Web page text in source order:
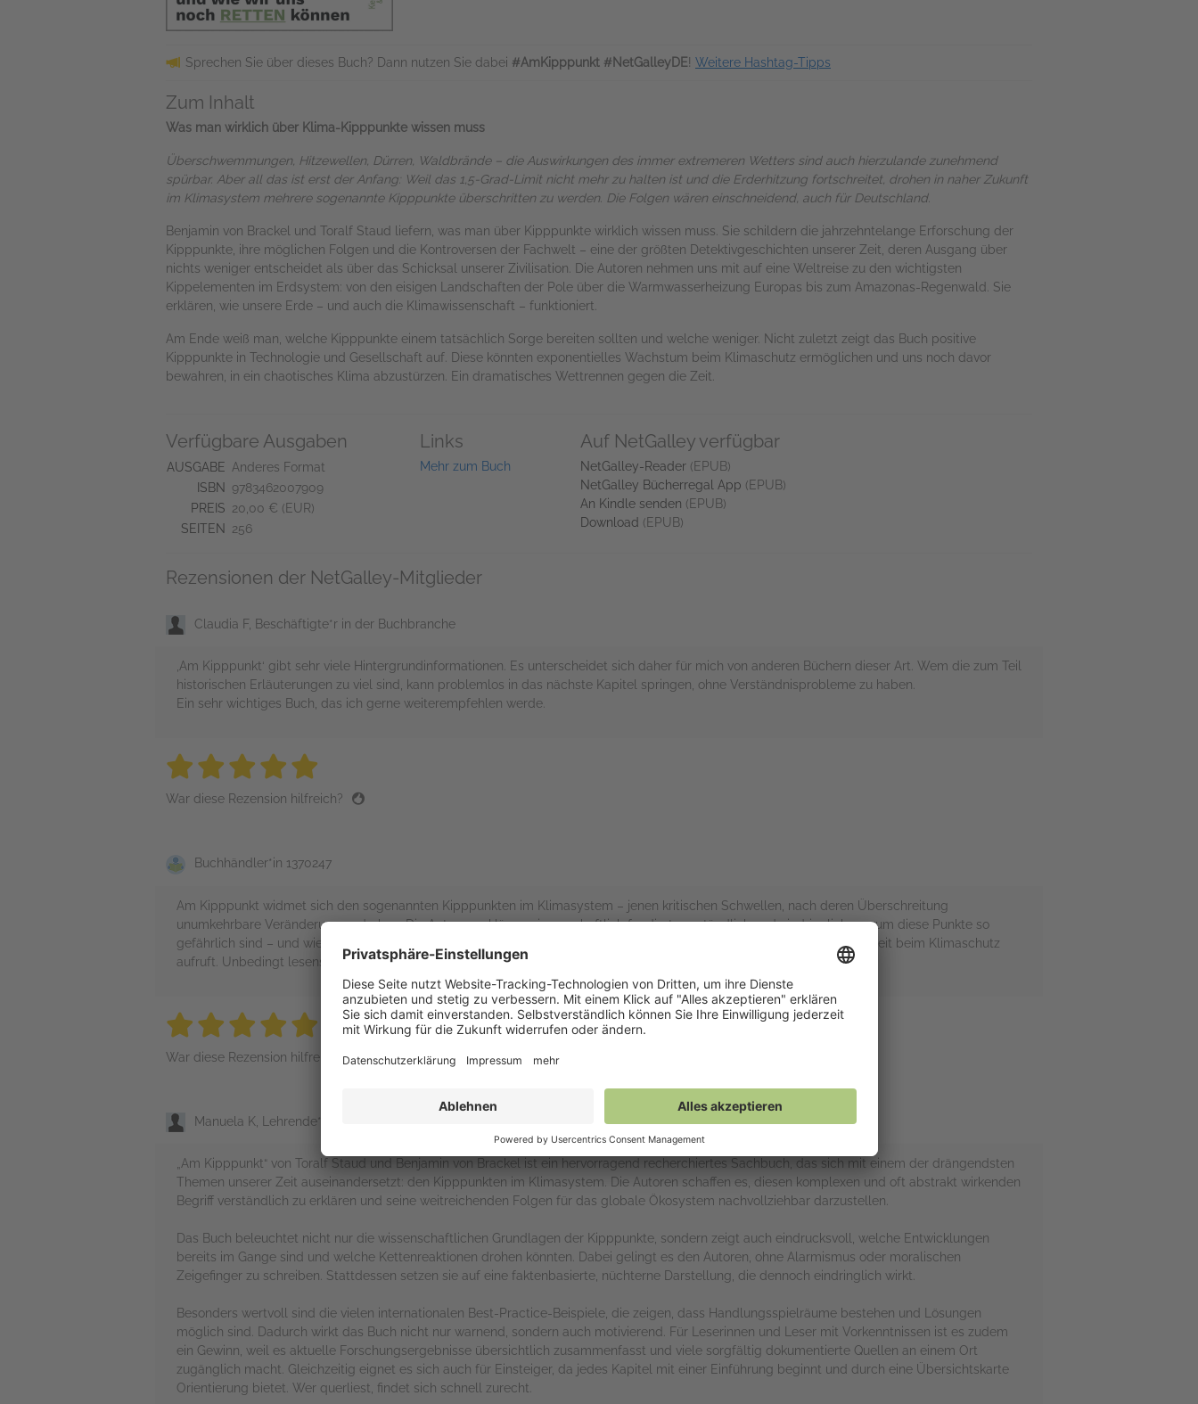
Sprechen Sie über dieses Buch? Dann nutzen Sie dabei #AmKipppunkt #NetGalleyDE! Weitere Hashtag-Tipps
Zum Inhalt
Was man wirklich über Klima-Kipppunkte wissen muss
Überschwemmungen, Hitzewellen, Dürren, Waldbrände – die Auswirkungen des immer extremeren Wetters sind auch hierzulande zunehmend
spürbar. Aber all das ist erst der Anfang: Weil das 1,5-Grad-Limit nicht mehr zu halten ist und die Erderhitzung fortschreitet, drohen in naher Zukunft
im Klimasystem mehrere sogenannte Kipppunkte überschritten zu werden. Die Folgen wären einschneidend, auch für Deutschland.
Benjamin von Brackel und Toralf Staud liefern, was man über Kipppunkte wirklich wissen muss. Sie schildern die jahrzehntelange Erforschung der
Kipppunkte, ihre möglichen Folgen und die Kontroversen der Fachwelt – eine der größten Detektivgeschichten unserer Zeit, deren Ausgang über
nichts weniger entscheidet als über das Schicksal unserer Zivilisation. Die Autoren nehmen uns mit auf eine Weltreise zu den wichtigsten
Kippelementen im Erdsystem: von den eisigen Landschaften der Pole über die Warmwasserheizung Europas bis zum Amazonas-Regenwald. Sie
erklären, wie unsere Erde – und auch die Klimawissenschaft – funktioniert.
Am Ende weiß man, welche Kipppunkte einem tatsächlich Sorge bereiten sollten und welche weniger. Nicht zuletzt zeigt das Buch positive
Kipppunkte in Technologie und Gesellschaft auf. Diese könnten exponentielles Wachstum beim Klimaschutz ermöglichen und uns noch davor
bewahren, in ein chaotisches Klima abzustürzen. Ein dramatisches Wettrennen gegen die Zeit.
Verfügbare Ausgaben
AUSGABE Anderes Format
ISBN
9783462007909
PREIS 20,00 € (EUR)
SEITEN
256
Links
Mehr zum Buch
Auf NetGalley verfügbar
NetGalley-Reader (EPUB)
NetGalley Bücherregal App (EPUB)
An Kindle senden (EPUB)
Download (EPUB)
Rezensionen der NetGalley-Mitglieder
Claudia F, Beschäftigte*r in der Buchbranche
‚Am Kipppunkt‘ gibt sehr viele Hintergrundinformationen. Es unterscheidet sich daher für mich von anderen Büchern dieser Art. Wem die zum Teil
historischen Erläuterungen zu viel sind, kann problemlos in das nächste Kapitel springen, ohne Verständnisprobleme zu haben.
Ein sehr wichtiges Buch, das ich gerne weiterempfehlen werde.
5 stars
5 stars
5 stars
5 stars
War diese Rezension hilfreich?
Buchhändler*in 1370247
Am Kipppunkt widmet sich den sogenannten Kipppunkten im Klimasystem – jenen kritischen Schwellen, nach deren Überschreitung
unumkehrbare Veränderungen drohen. Die Autoren erklären wissenschaftlich fundiert, verständlich und eindringlich, warum diese Punkte so
gefährlich sind – und wie nah wir ihnen bereits sind. Ein erschütterndes, aber auch aufklärendes Buch, das zur Dringlichkeit beim Klimaschutz
aufruft. Unbedingt lesenswert für alle, die die Klimakrise begreifen wollen.
5 stars
5 stars
5 stars
5 stars
5 stars
War diese Rezension hilfreich?
Manuela K, Lehrende*r
„Am Kipppunkt“ von Toralf Staud und Benjamin von Brackel ist ein hervorragend recherchiertes Sachbuch, das sich mit einem der drängendsten
Themen unserer Zeit auseinandersetzt: den Kipppunkten im Klimasystem. Die Autoren schaffen es, diesen komplexen und oft abstrakt wirkenden
Begriff verständlich zu erklären und seine weitreichenden Folgen für das globale Ökosystem nachvollziehbar darzustellen.
Das Buch beleuchtet nicht nur die wissenschaftlichen Grundlagen der Kipppunkte, sondern zeigt auch eindrucksvoll, welche Entwicklungen
bereits im Gange sind und welche Kettenreaktionen drohen könnten. Dabei gelingt es den Autoren, ohne Alarmismus oder moralischen
Zeigefinger zu schreiben. Stattdessen setzen sie auf eine faktenbasierte, nüchterne Darstellung, die dennoch eindringlich wirkt.
Besonders wertvoll sind die vielen internationalen Best-Practice-Beispiele, die zeigen, dass Handlungsspielräume bestehen und Lösungen
möglich sind. Dadurch wirkt das Buch nicht nur warnend, sondern auch motivierend. Für Leserinnen und Leser mit Vorkenntnissen ist es zudem
ein Gewinn, weil es aktuelle Forschungsergebnisse übersichtlich zusammenfasst und viele sorgfältig dokumentierte Quellen an einem Ort
zugänglich macht. Gleichzeitig eignet es sich auch für Einsteiger, da jedes Kapitel mit einer Einführung beginnt und durch eine Übersichtskarte
Orientierung bietet. Wer querliest, findet sich schnell zurecht.